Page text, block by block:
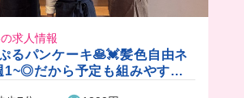
求人情報
るパンケーキ🥞💓髪色自由ネ
1~◎だから予定も組みやすい